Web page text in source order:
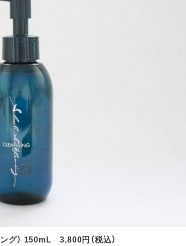
） 150mL 3,800円（税込）